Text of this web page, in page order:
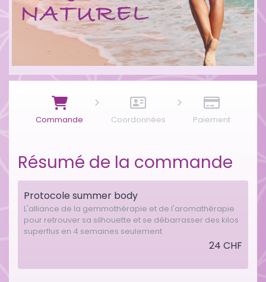
Commande Coordonnées Paiement
Résumé de la commande
Protocole summer body
L'alliance de la gemmothérapie et de l'aromathérapie
pour retrouver sa silhouette et se débarrasser des kilos
superflus en 4 semaines seulement
24 CHF